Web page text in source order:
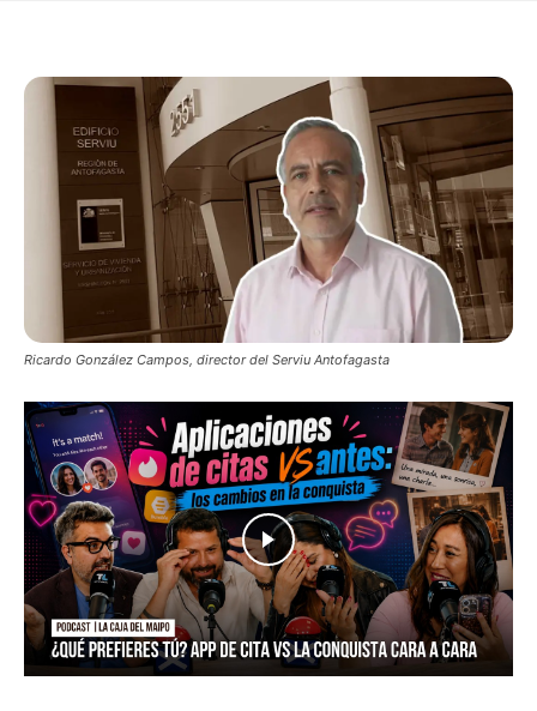
Ricardo González Campos, director del Serviu Antofagasta